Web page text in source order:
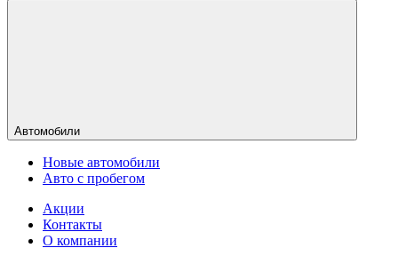
Автомобили
Новые автомобили
Авто с пробегом
Акции
Контакты
О компании